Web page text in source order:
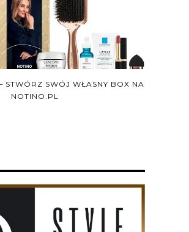
STWÓRZ SWÓJ WŁASNY BOX NA
NOTINO.PL